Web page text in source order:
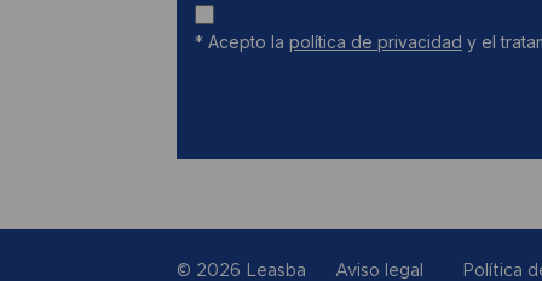
© 2026 Leasba Aviso legal Política